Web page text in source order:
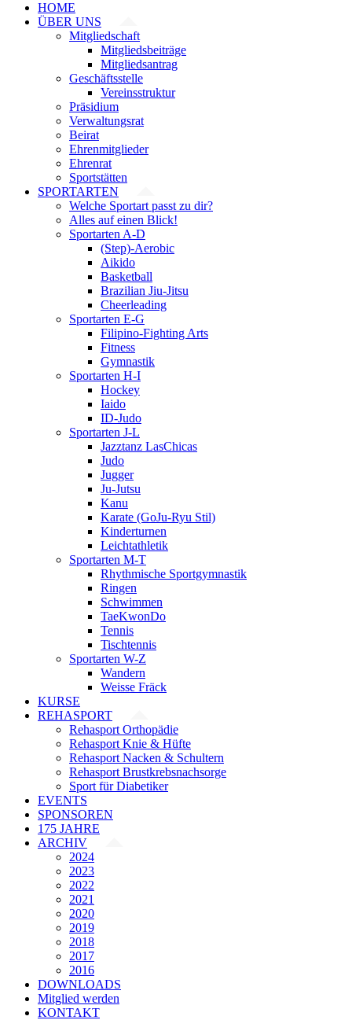
HOME
ÜBER UNS
Mitgliedschaft
Mitgliedsbeiträge
Mitgliedsantrag
Geschäftsstelle
Vereinsstruktur
Präsidium
Verwaltungsrat
Beirat
Ehrenmitglieder
Ehrenrat
Sportstätten
SPORTARTEN
Welche Sportart passt zu dir?
Alles auf einen Blick!
Sportarten A-D
(Step)-Aerobic
Aikido
Basketball
Brazilian Jiu-Jitsu
Cheerleading
Sportarten E-G
Filipino-Fighting Arts
Fitness
Gymnastik
Sportarten H-I
Hockey
Iaido
ID-Judo
Sportarten J-L
Jazztanz LasChicas
Judo
Jugger
Ju-Jutsu
Kanu
Karate (GoJu-Ryu Stil)
Kinderturnen
Leichtathletik
Sportarten M-T
Rhythmische Sportgymnastik
Ringen
Schwimmen
TaeKwonDo
Tennis
Tischtennis
Sportarten W-Z
Wandern
Weisse Fräck
KURSE
REHASPORT
Rehasport Orthopädie
Rehasport Knie & Hüfte
Rehasport Nacken & Schultern
Rehasport Brustkrebsnachsorge
Sport für Diabetiker
EVENTS
SPONSOREN
175 JAHRE
ARCHIV
2024
2023
2022
2021
2020
2019
2018
2017
2016
DOWNLOADS
Mitglied werden
KONTAKT